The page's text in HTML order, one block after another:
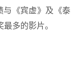
与《宾虚》及《泰
多的影片。